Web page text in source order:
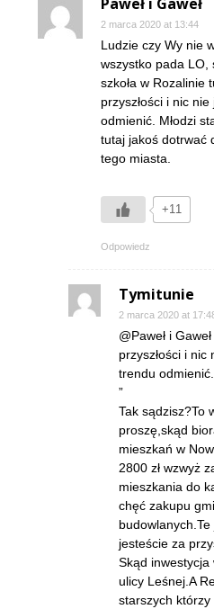
2 marca 2020 at 13:44
Ludzie czy Wy nie
wszystko pada LO,
szkoła w Rozalinie
przyszłości i nic
odmienić. Młodzi
tutaj jakoś dotrwać
tego miasta.
+11
Odpowiedz
Tymitunie
2 marca 2020 at
@Paweł i
przyszłości i
trendu
”
Tak sądzisz?To
proszę,skąd
mieszkań w
2800 zł wzwyż
mieszkania do
chęć zakupu
jesteście za
Skąd inwestycja
ulicy Leśnej.A
starszych